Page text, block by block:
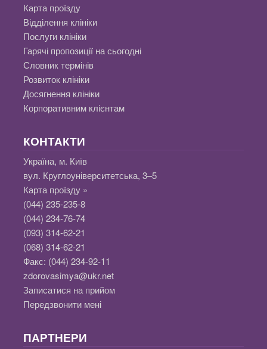
Карта проїзду
Відділення клініки
Послуги клініки
Гарячі пропозиції на сьогодні
Словник термінів
Розвиток клініки
Досягнення клініки
Корпоративним клієнтам
КОНТАКТИ
Україна, м. Київ
вул. Круглоуніверситетська, 3–5
Карта проїзду »
(044) 235-235-8
(044) 234-76-74
(093) 314-62-21
(068) 314-62-21
Факс: (044) 234-92-11
zdorovasimya@ukr.net
Записатися на прийом
Передзвонити мені
ПАРТНЕРИ